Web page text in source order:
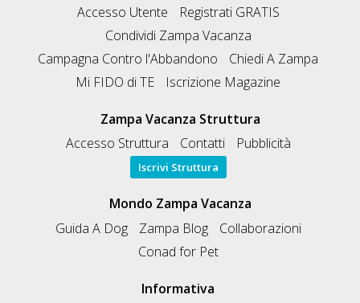
Accesso Utente
Registrati GRATIS
Condividi Zampa Vacanza
Campagna Contro l'Abbandono
Chiedi A Zampa
Mi FIDO di TE
Iscrizione Magazine
Zampa Vacanza Struttura
Accesso Struttura
Contatti Pubblicità
Iscrivi Struttura
Mondo Zampa Vacanza
Guida A Dog
Zampa Blog
Collaborazioni
Conad for Pet
Informativa